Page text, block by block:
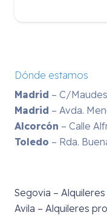
Dónde estamos
Madrid – C/
Madrid – Avda.
Alcorcón – Calle
Toledo – Rda.
Segovia –
Avila – Alquileres